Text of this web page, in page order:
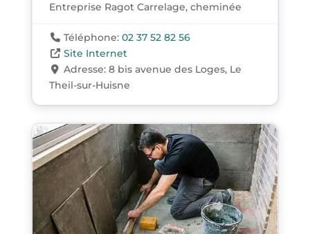
Entreprise Ragot Carrelage, cheminée
Téléphone:02 37 52 82 56
Site Internet
Adresse:8 bis avenue des Loges, Le
Theil-sur-Huisne